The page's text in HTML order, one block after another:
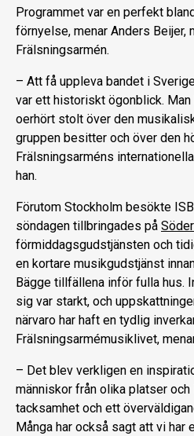
Programmet var en perfekt
förnyelse, menar Anders Beijer,
Frälsningsarmén.
– Att få uppleva bandet i
var ett historiskt ögonblick. Man
oerhört stolt över den
gruppen besitter och över den
Frälsningsarméns
han.
Förutom Stockholm besökte
söndagen tillbringades på
förmiddagsgudstjänsten och
en kortare musikgudstjänst
Bägge tillfällena inför fulla hus.
sig var starkt, och
närvaro har haft en tydlig
Frälsningsarmémusiklivet,
– Det blev verkligen en
människor från olika platser
tacksamhet och ett
Många har också sagt att vi